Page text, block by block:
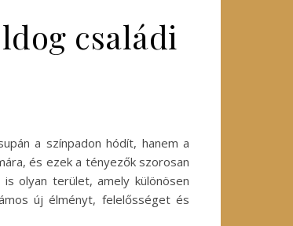
családi
a színpadon hódít, hanem a
és ezek a tényezők szorosan
olyan terület, amely különösen
új élményt, felelősséget és